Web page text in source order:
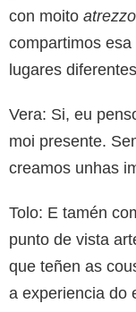
con moito atrezzo
compartimos
lugares
Vera: Si, eu
moi presente.
creamos unhas
Tolo: E tamén
punto de vista
que teñen as
a experiencia do